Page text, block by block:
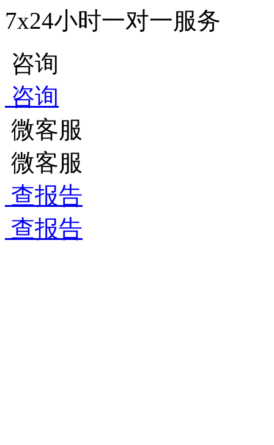
7x24小时一对一服务
咨询
咨询
微客服
微客服
查报告
查报告